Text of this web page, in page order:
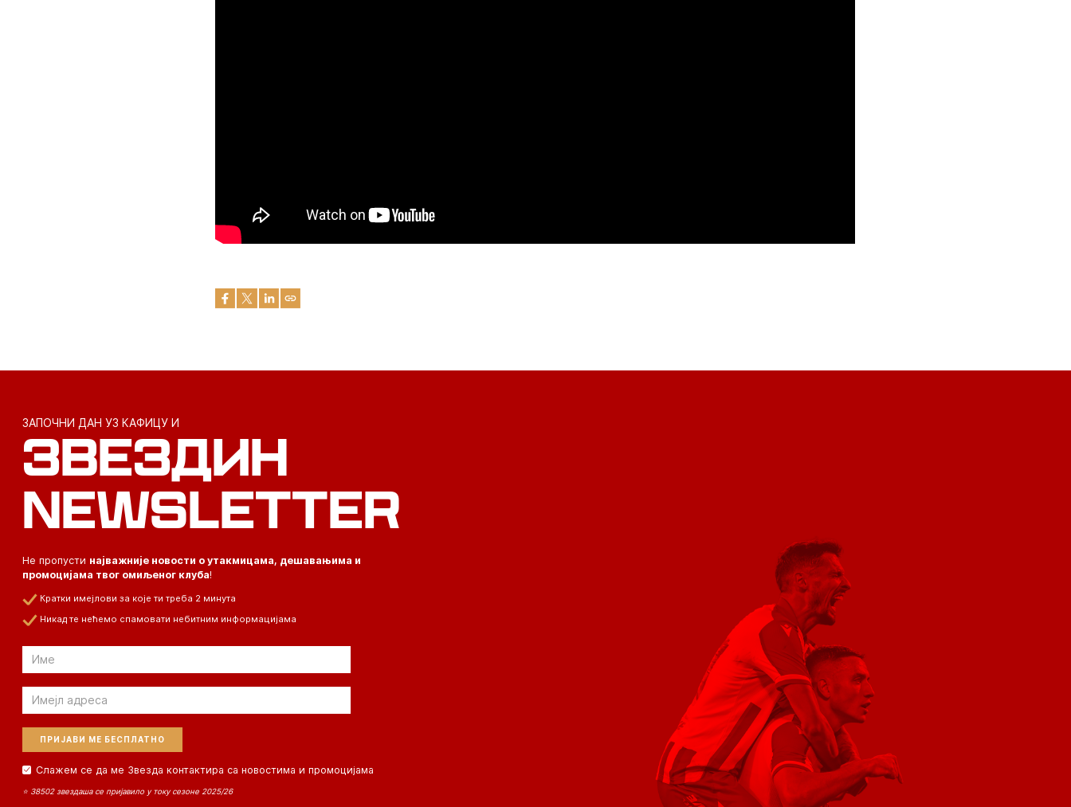
ЗАПОЧНИ ДАН УЗ КАФИЦУ И
ЗВЕЗДИН
NEWSLETTER
Не пропусти најважније новости о утакмицама, дешавањима и
промоцијама твог омиљеног клуба!
Кратки имејлови за које ти треба 2 минута
Никад те нећемо спамовати небитним информацијама
Email
Email
Слажем се да ме Звезда контактира са новостима и промоцијама
⭐ 38502 звездаша се пријавило у току сезоне 2025/26